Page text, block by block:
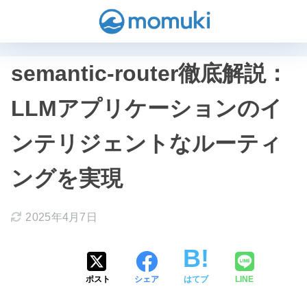
semantic-router徹底解説：
LLMアプリケーションのイ
ンテリジェントなルーティ
ングを実現
2025年4月7日
ポスト シェア はてブ LINE